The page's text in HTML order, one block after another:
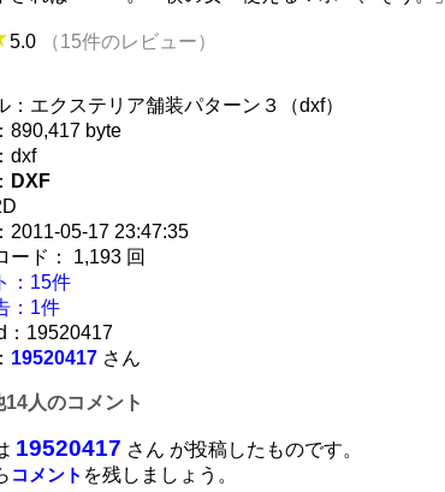
5.0 （15件のレビュー）
：エクステリア舗装パターン３（dxf）
890,417 byte
dxf
DXF
2011-05-17 23:47:35
ード： 1,193 回
：15件
：1件
：19520417
19520417 さん
人のコメント
19520417 さん が投稿したものです。
コメント を残しましょう。